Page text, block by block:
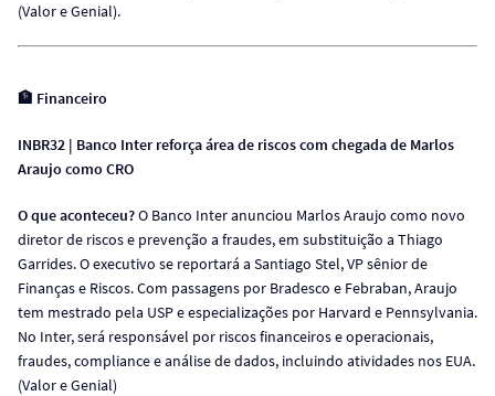
(Valor e Genial).
🏦 Financeiro
INBR32 | Banco Inter reforça área de riscos com chegada de Marlos
Araujo como CRO
O que aconteceu?O Banco Inter anunciou Marlos Araujo como novo
diretor de riscos e prevenção a fraudes, em substituição a Thiago
Garrides. O executivo se reportará a Santiago Stel, VP sênior de
Finanças e Riscos. Com passagens por Bradesco e Febraban, Araujo
tem mestrado pela USP e especializações por Harvard e Pennsylvania.
No Inter, será responsável por riscos financeiros e operacionais,
fraudes, compliance e análise de dados, incluindo atividades nos EUA.
(Valor e Genial)